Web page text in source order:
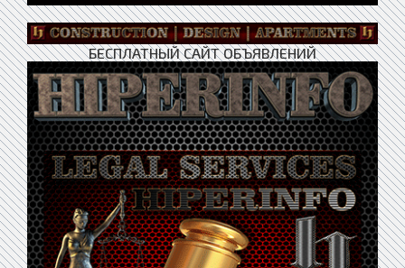
БЕСПЛАТНЫЙ САЙТ ОБЪЯВЛЕНИЙ